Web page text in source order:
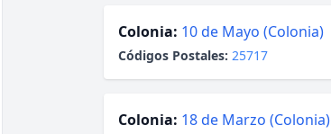
Colonia: 10 de Mayo (Colonia)
Códigos Postales: 25717
Colonia: 18 de Marzo (Colonia)